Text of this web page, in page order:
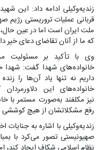
قربانی عملیات تروریستی رژیم
ملت ایران است اما در عین
که ما از آنان تقاضای دعای خیر
وی با تأکید بر مسئولیت
خانواده‌های شهدا گفت: شهدا
داریم نه تنها یاد آن‌ها را
خانواده‌های این
نیز مکلفند به‌صورت مستمر با
رفع مشکلاتشان از هیچ کوششی
زندیه‌وکیلی با اشاره به
صهیونیستی تصور می‌کرد با